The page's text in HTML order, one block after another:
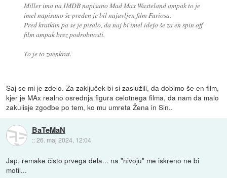
Miller ima na IMDB napisano Mad Max Wasteland ampak to je
imel napisano še preden je bil najavljen film Furiosa.
Pred kratkim pa se je pisalo, da naj bi imel idejo še za en spin off
film ampak brez podrobnosti.
To je to zaenkrat.
Saj se mi je zdelo. Za zaključek bi si zaslužili, da dobimo še en film,
kjer je MAx realno osrednja figura celotnega filma, da nam da malo
zakulisje zgodbe po tem, ko mu umreta Žena in Sin..
BaTeMaN
::26. maj 2024, 12:04
Jap, remake čisto prvega dela... na "nivoju" me iskreno ne bi
motil...